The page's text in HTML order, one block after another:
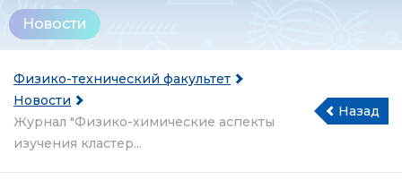
Новости
Физико-технический факультет
Новости
Журнал "Физико-химические аспекты
изучения кластер...
Назад